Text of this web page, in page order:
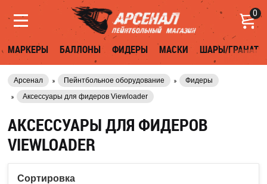
0
МАРКЕРЫ БАЛЛОНЫ ФИДЕРЫ МАСКИ ШАРЫ/ГРАНАТЫ
Арсенал Пейнтбольное оборудование
Фидеры
Аксессуары для фидеров Viewloader
АКСЕССУАРЫ ДЛЯ ФИДЕРОВ
VIEWLOADER
Сортировка